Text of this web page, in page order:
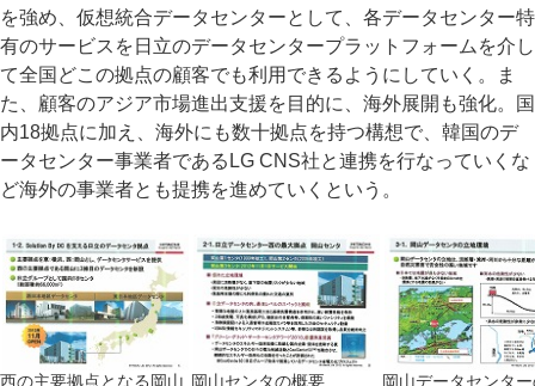
を強め、仮想統合データセンターとして、各データセンター特
有のサービスを日立のデータセンタープラットフォームを介し
て全国どこの拠点の顧客でも利用できるようにしていく。ま
た、顧客のアジア市場進出支援を目的に、海外展開も強化。国
内18拠点に加え、海外にも数十拠点を持つ構想で、韓国のデ
ータセンター事業者であるLG CNS社と連携を行なっていくな
ど海外の事業者とも提携を進めていくという。
西の主要拠点となる岡山 岡山センタの概要
岡山データセンタ